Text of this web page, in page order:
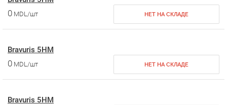
0 MDL/шт НЕТ НА СКЛАДЕ
Bravuris 5HM
0 MDL/шт НЕТ НА СКЛАДЕ
Bravuris 5HM